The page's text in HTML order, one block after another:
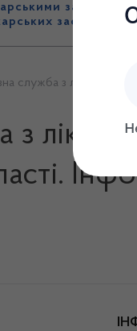
засобами,
засобів
служба з лікарських